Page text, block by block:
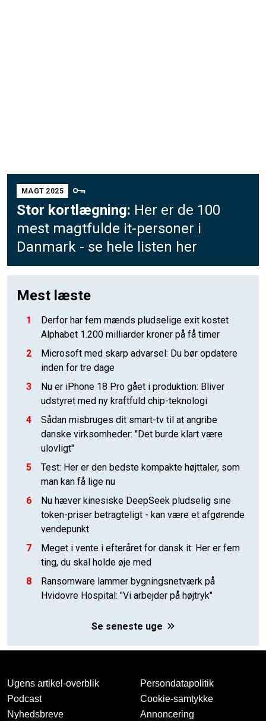
MAGT 2025
Stor kortlægning: Her er de 100
mest magtfulde it-personer i
Danmark - se hele listen her
Mest læste
1
Derfor har fem mænds pludselige exit kostet
Alphabet 1.200 milliarder kroner på få timer
2
Microsoft med skarp advarsel: Du bør opdatere
inden for tre dage
3
Nu er iPhone 18 Pro gået i produktion: Bliver
udstyret med ny kraftfuld chip-teknologi
4
Sådan misbruges dit smart-tv til at angribe
danske virksomheder: "Det burde klart være
ulovligt"
5
Test: Her er den bedste kompakte højttaler, som
man kan få lige nu
6
Nu hæver kinesiske DeepSeek pludselig sine
token-priser betragteligt - kan være et afgørende
vendepunkt
7
Meget i vente i efteråret for dansk it: Her er fem
ting, du skal holde øje med
8
Ransomware lammer bygningsnetværk på
Hvidovre Hospital: "Vi arbejder på højtryk"
Se seneste uge
Ugens artikel-overblik
Podcast
Nyhedsbreve
Persondatapolitik
Cookie-samtykke
Annoncering